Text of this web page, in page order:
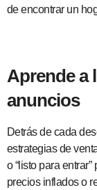
de encontrar un
Aprende a
anuncios
Detrás de cada
estrategias de
o “listo para
precios inflados o